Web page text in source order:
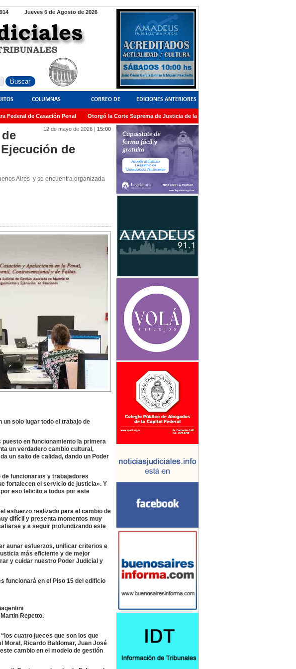
Jueves 6 de Agosto de 2026
COLUMNAS CORREO DE
LECTORES
EDICIONES ANTERIORES
de Casación Penal Otorgó la Corte Suprema de Justicia de la Nación una medalla al Dr. Raul
12 de mayo de 2026| 15:00
de
Aires y se encuentra organizada
un solo lugar todo el trabajo de
en funcionamiento la primera
un verdadero cambio cultural,
un salto de calidad, dando un Poder
de funcionarios y trabajadores
fortalecen el servicio de justicia». Y
eso felicito a todos por este
esfuerzo realizado para el cambio de
difícil y presenta momentos muy
y a seguir profundizando este
aunar esfuerzos, unificar criterios e
más eficiente y de mejor
y cuidar nuestro Poder Judicial y
funcionará en el Piso 15 del edificio
Repetto.
cuatro jueces que son los que
Moral, Ricardo Baldomar, Juan José
cambio en el modelo de gestión